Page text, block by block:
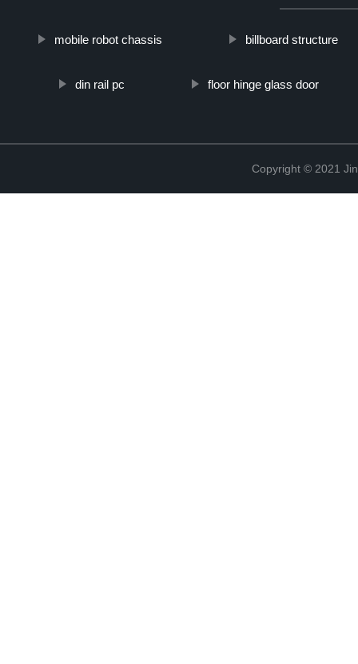
mobile robot chassis billboard structure
din rail pc floor hinge glass door
Copyright © 2021